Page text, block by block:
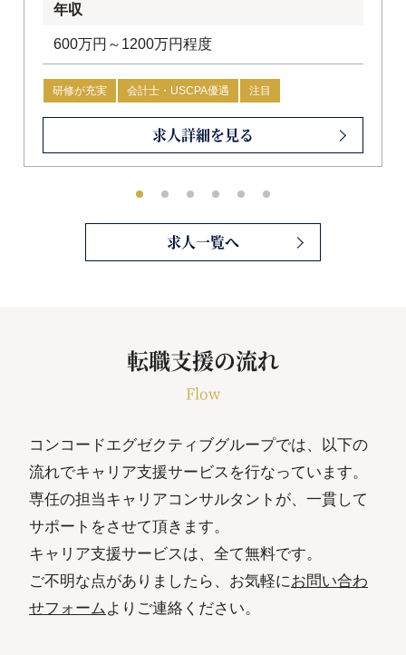
年収
600万円～1200万円程度
研修が充実 会計士・USCPA優遇 注目
求人詳細を見る
求人一覧へ
転職支援の流れ
Flow
コンコードエグゼクティブグループでは、以下の
流れでキャリア支援サービスを行なっています。
専任の担当キャリアコンサルタントが、一貫して
サポートをさせて頂きます。
キャリア支援サービスは、全て無料です。
ご不明な点がありましたら、お気軽にお問い合わ
せフォーム よりご連絡ください。